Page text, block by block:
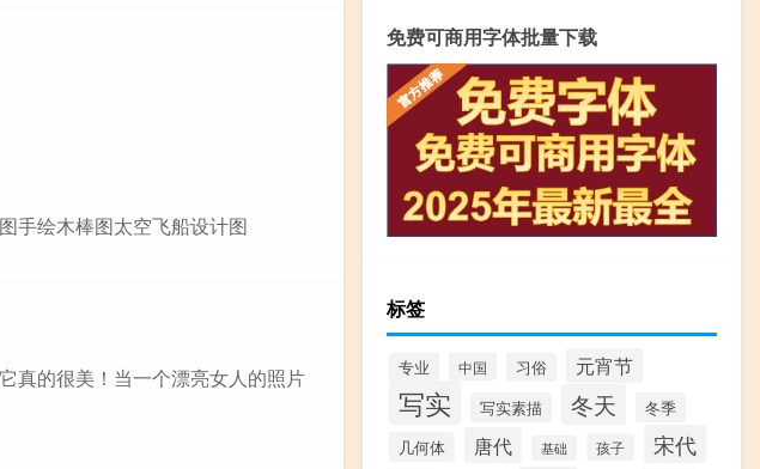
手绘木棒图太空飞船设计图
真的很美！当一个漂亮女人的照片
免费可商用字体批量下载
标签
专业 中国 习俗 元宵节
写实 写实素描 冬天
冬季
几何体
唐代 基础 孩子 宋代